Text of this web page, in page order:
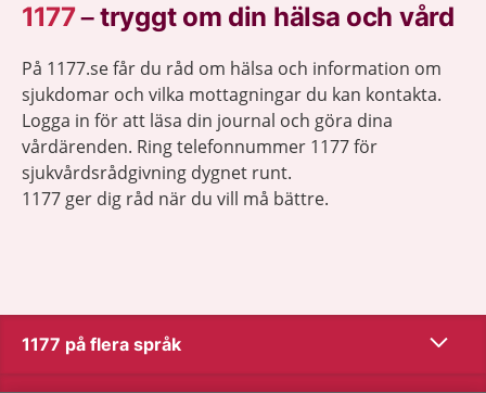
1177–tryggt om din hälsa och vård
På 1177.se får du råd om hälsa och information om
sjukdomar och vilka mottagningar du kan kontakta.
Logga in för att läsa din journal och göra dina
vårdärenden. Ring telefonnummer 1177 för
sjukvårdsrådgivning dygnet runt.
1177 ger dig råd när du vill må bättre.
1177 på flera språk Visa